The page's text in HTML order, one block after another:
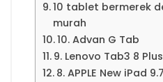
10 tablet bermerek
murah
10. Advan G Tab
9. Lenovo Tab3 8 Plus
8. APPLE New iPad 9.7